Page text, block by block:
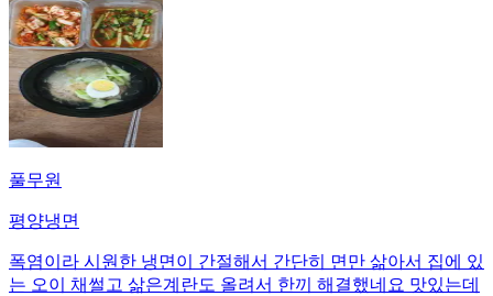
풀무원
평양냉면
폭염이라 시원한 냉면이 간절해서 간단히 면만 삶아서 집에 있
는 오이 채썰고 삶은계란도 올려서 한끼 해결했네요 맛있는데